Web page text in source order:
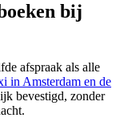
bij
afspraak als alle
in Amsterdam en de
bevestigd, zonder